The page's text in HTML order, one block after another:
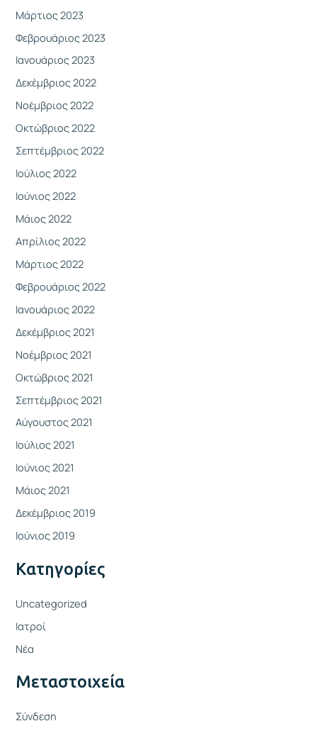
Μάρτιος 2023
Φεβρουάριος 2023
Ιανουάριος 2023
Δεκέμβριος 2022
Νοέμβριος 2022
Οκτώβριος 2022
Σεπτέμβριος 2022
Ιούλιος 2022
Ιούνιος 2022
Μάιος 2022
Απρίλιος 2022
Μάρτιος 2022
Φεβρουάριος 2022
Ιανουάριος 2022
Δεκέμβριος 2021
Νοέμβριος 2021
Οκτώβριος 2021
Σεπτέμβριος 2021
Αύγουστος 2021
Ιούλιος 2021
Ιούνιος 2021
Μάιος 2021
Δεκέμβριος 2019
Ιούνιος 2019
Kατηγορίες
Uncategorized
Ιατροί
Νέα
Μεταστοιχεία
Σύνδεση